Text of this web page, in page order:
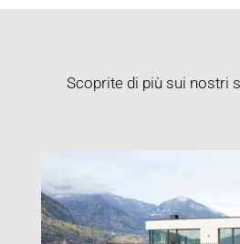
Scoprite di più sui nostri